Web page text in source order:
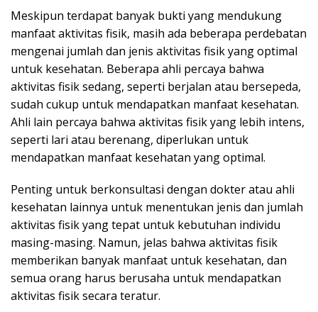
Meskipun terdapat banyak bukti yang mendukung
manfaat aktivitas fisik, masih ada beberapa perdebatan
mengenai jumlah dan jenis aktivitas fisik yang optimal
untuk kesehatan. Beberapa ahli percaya bahwa
aktivitas fisik sedang, seperti berjalan atau bersepeda,
sudah cukup untuk mendapatkan manfaat kesehatan.
Ahli lain percaya bahwa aktivitas fisik yang lebih intens,
seperti lari atau berenang, diperlukan untuk
mendapatkan manfaat kesehatan yang optimal.
Penting untuk berkonsultasi dengan dokter atau ahli
kesehatan lainnya untuk menentukan jenis dan jumlah
aktivitas fisik yang tepat untuk kebutuhan individu
masing-masing. Namun, jelas bahwa aktivitas fisik
memberikan banyak manfaat untuk kesehatan, dan
semua orang harus berusaha untuk mendapatkan
aktivitas fisik secara teratur.